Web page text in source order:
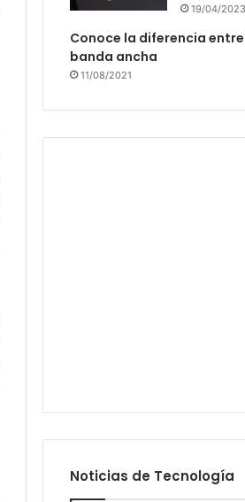
19/04/2023
Conoce la diferencia
banda ancha
11/08/2021
Noticias de Tecnología